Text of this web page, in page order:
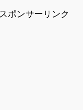
スポンサーリンク